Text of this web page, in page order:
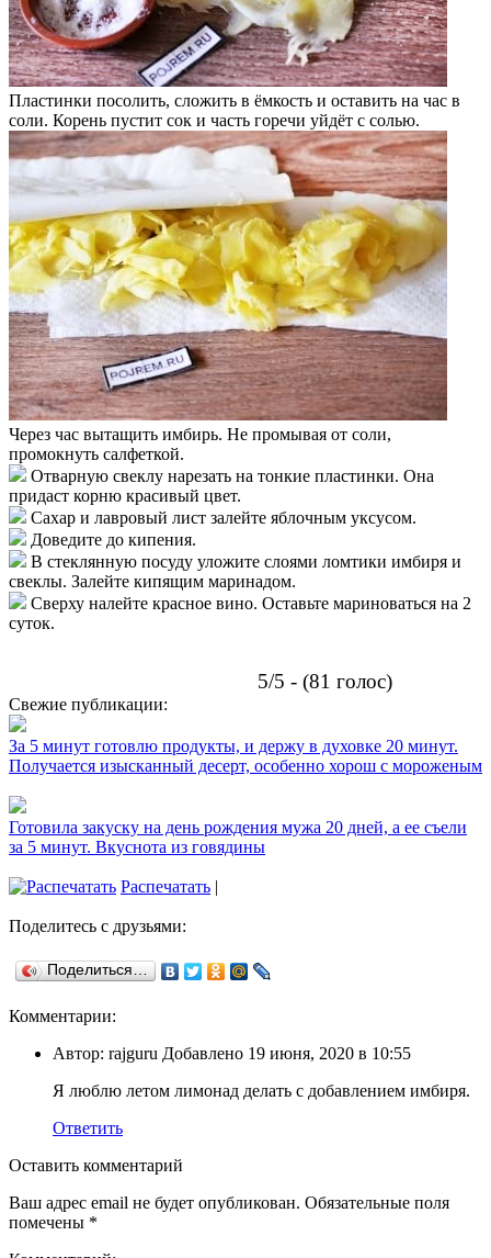
Пластинки посолить, сложить в ёмкость и оставить на час в
соли. Корень пустит сок и часть горечи уйдёт с солью.
Через час вытащить имбирь. Не промывая от соли,
промокнуть салфеткой.
Отварную свеклу нарезать на тонкие пластинки. Она
придаст корню красивый цвет.
Сахар и лавровый лист залейте яблочным уксусом.
Доведите до кипения.
В стеклянную посуду уложите слоями ломтики имбиря и
свеклы. Залейте кипящим маринадом.
Сверху налейте красное вино. Оставьте мариноваться на 2
суток.
5/5 - (81 голос)
Свежие публикации:
За 5 минут готовлю продукты, и держу в духовке 20 минут.
Получается изысканный десерт, особенно хорош с мороженым
Готовила закуску на день рождения мужа 20 дней, а ее съели
за 5 минут. Вкуснота из говядины
Распечатать |
Поделитесь с друзьями:
Поделиться…
Комментарии:
Автор: rajguru Добавлено 19 июня, 2020 в 10:55
Я люблю летом лимонад делать с добавлением имбиря.
Ответить
Оставить комментарий
Ваш адрес email не будет опубликован. Обязательные поля
помечены *